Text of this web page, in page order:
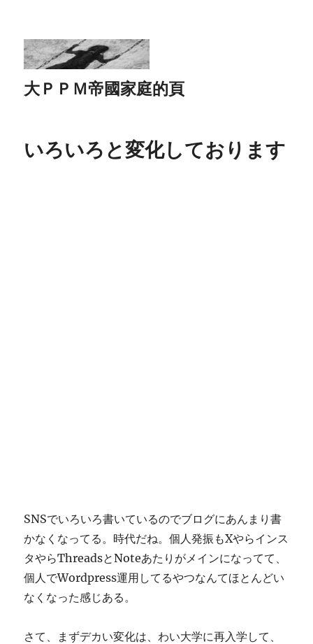
大ＰＰＭ帝國家庭的頁
いろいろと変化しております
SNSでいろいろ書いているのでブログにあんまり書
かなくなってる。時代だね。個人発振もXやらインス
タやらThreadsとNoteあたりがメインになってて、
個人でWordpress運用してるやつなんてほとんどい
なくなった感じある。
さて、まずデカい変化は、わい大学に再入学して、